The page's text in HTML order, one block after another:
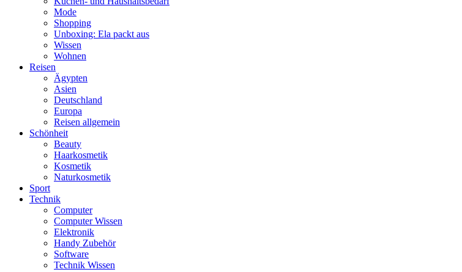
Mode
Shopping
Unboxing: Ela packt aus
Wissen
Wohnen
Reisen
Ägypten
Asien
Deutschland
Europa
Reisen allgemein
Schönheit
Beauty
Haarkosmetik
Kosmetik
Naturkosmetik
Sport
Technik
Computer
Computer Wissen
Elektronik
Handy Zubehör
Software
Technik Wissen